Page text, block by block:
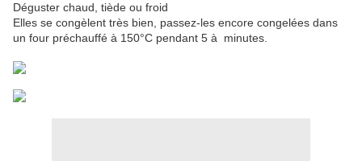
Déguster chaud, tiède ou froid
Elles se congèlent très bien, passez-les encore congelées dans
un four préchauffé à 150°C pendant 5 à minutes.